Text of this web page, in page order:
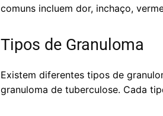
comuns incluem dor, inchaço,
Tipos de Granuloma
Existem diferentes tipos de
granuloma de tuberculose. Cada